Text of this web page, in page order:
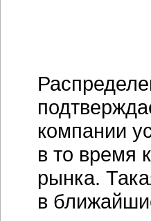
компании
в то время
рынка.
в